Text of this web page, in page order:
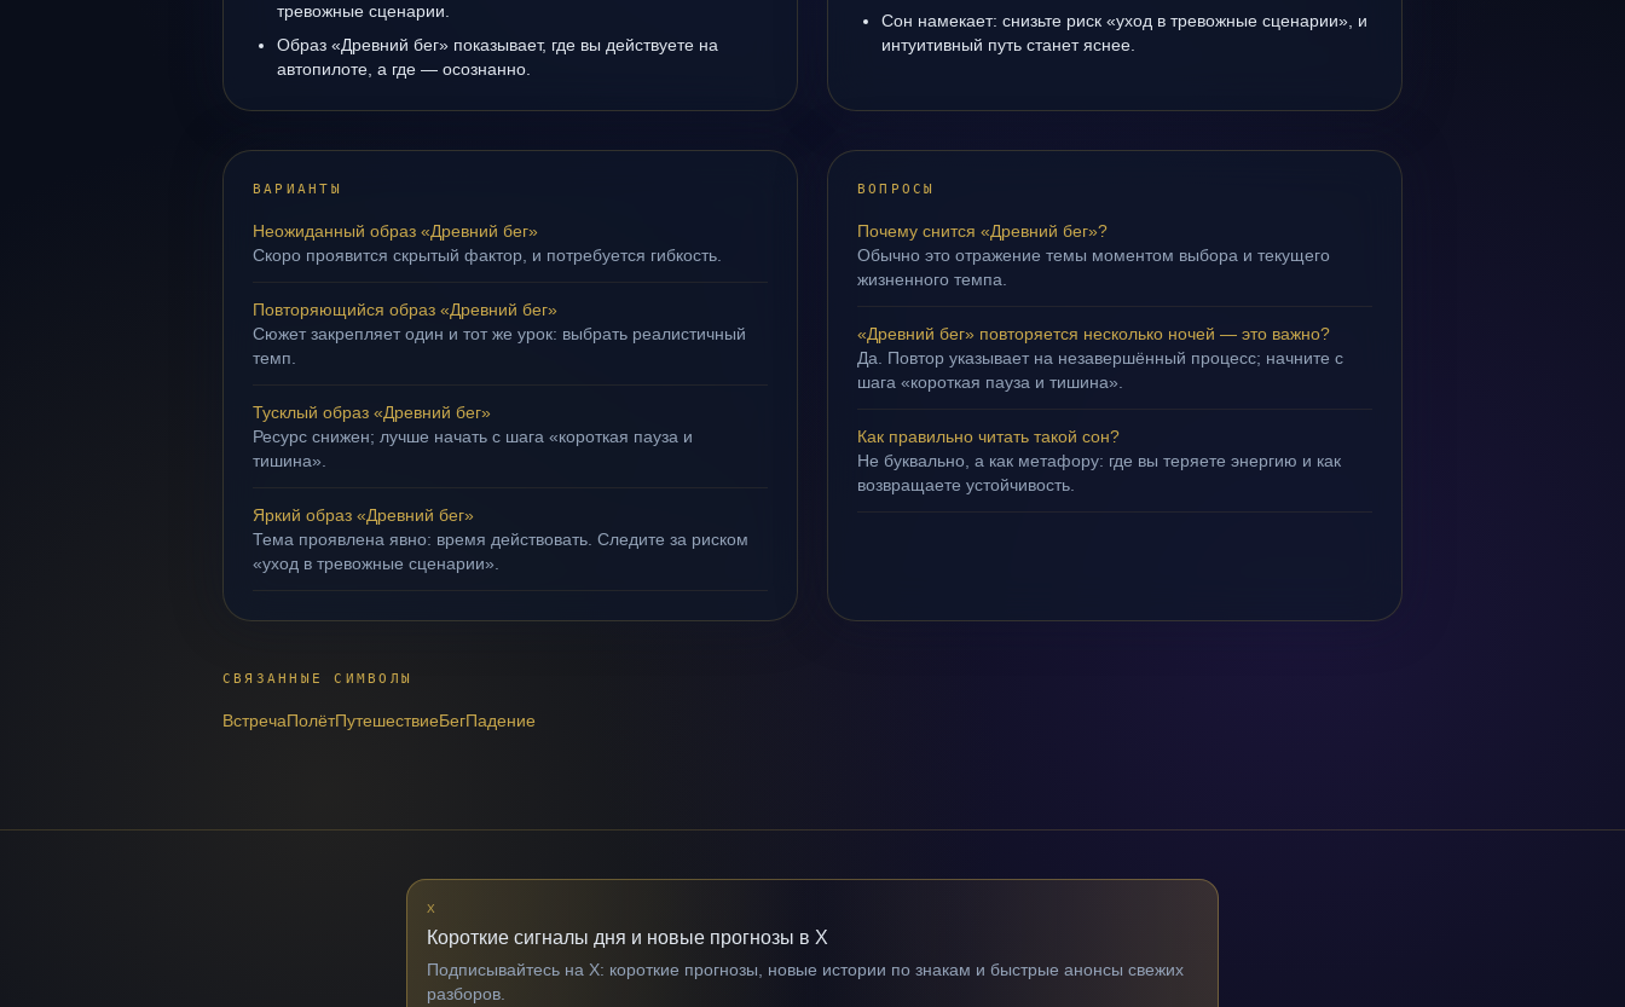
тревожные сценарии.
Образ «Древний бег» показывает, где вы действуете на
автопилоте, а где — осознанно.
Сон намекает: снизьте риск «уход в тревожные сценарии», и
интуитивный путь станет яснее.
ВАРИАНТЫ
Неожиданный образ «Древний бег»
Скоро проявится скрытый фактор, и потребуется гибкость.
Повторяющийся образ «Древний бег»
Сюжет закрепляет один и тот же урок: выбрать реалистичный
темп.
Тусклый образ «Древний бег»
Ресурс снижен; лучше начать с шага «короткая пауза и
тишина».
Яркий образ «Древний бег»
Тема проявлена явно: время действовать. Следите за риском
«уход в тревожные сценарии».
ВОПРОСЫ
Почему снится «Древний бег»?
Обычно это отражение темы моментом выбора и текущего
жизненного темпа.
«Древний бег» повторяется несколько ночей — это важно?
Да. Повтор указывает на незавершённый процесс; начните с
шага «короткая пауза и тишина».
Как правильно читать такой сон?
Не буквально, а как метафору: где вы теряете энергию и как
возвращаете устойчивость.
СВЯЗАННЫЕ СИМВОЛЫ
ВстречаПолётПутешествиеБегПадение
X
Короткие сигналы дня и новые прогнозы в X
Подписывайтесь на X: короткие прогнозы, новые истории по знакам и быстрые анонсы свежих
разборов.